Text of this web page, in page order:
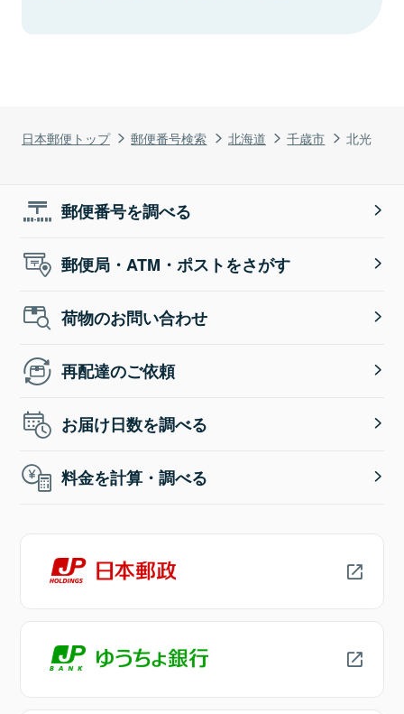
日本郵便トップ 郵便番号検索 北海道 千歳市 北光
郵便番号を調べる
郵便局・ATM・ポストをさがす
荷物のお問い合わせ
再配達のご依頼
お届け日数を調べる
料金を計算・調べる